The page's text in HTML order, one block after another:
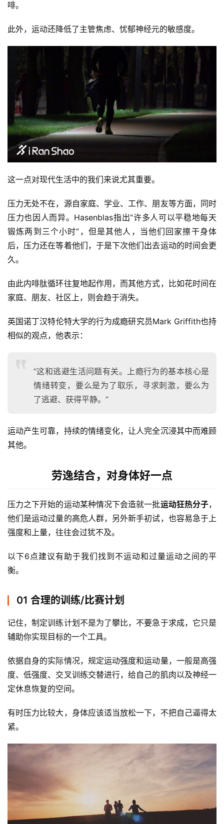
比
观
装
训
练
啡。
此外，运动还降低了主管焦虑、忧郁神经元的敏感度。
这一点对现代生活中的我们来说尤其重要。
压力无处不在，源自家庭、学业、工作、朋友等方面，同时
压力也因人而异。Hasenblas指出“许多人可以平稳地每天
锻炼两到三个小时”，但是其他人，当他们回家擦干身体
后，压力还在等着他们，于是下次他们出去运动的时间会更
久。
由此内啡肽循环往复地起作用，而其他方式，比如花时间在
家庭、朋友、社区上，则会趋于消失。
英国诺丁汉特伦特大学的行为成瘾研究员Mark Griffith也持
相似的观点，他表示：
“这和逃避生活问题有关。上瘾行为的基本核心是
情绪转变，要么是为了取乐，寻求刺激，要么为
了逃避、获得平静。”
运动产生可靠，持续的情绪变化，让人完全沉浸其中而难顾
其他。
劳逸结合，对身体好一点
压力之下开始的运动某种情况下会造就一批运动狂热分子，
他们是运动过量的高危人群，另外新手初试，也容易急于上
强度和上量，往往会过犹不及。
以下6点建议有助于我们找到不运动和过量运动之间的平
衡。
01 合理的训练/比赛计划
记住，制定训练计划不是为了攀比，不要急于求成，它只是
辅助你实现目标的一个工具。
依据自身的实际情况，规定运动强度和运动量，一般是高强
度、低强度、交叉训练交替进行，给自己的肌肉以及神经一
定休息恢复的空间。
有时压力比较大，身体应该适当放松一下，不把自己逼得太
紧。